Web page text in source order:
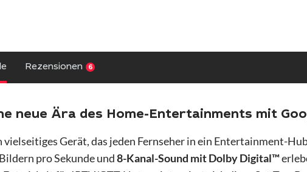
Rezensionen 6
neue Ära des Home-Entertainments mit
vielseitiges Gerät, das jeden Fernseher in ein Entertainment-
pro Sekunde und8-Kanal-Sound mit Dolby Digital™